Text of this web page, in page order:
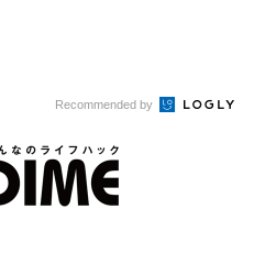
Recommended by